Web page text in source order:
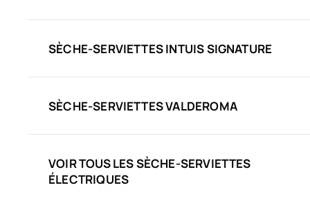
SÈCHE-SERVIETTES INTUIS SIGNATURE
SÈCHE-SERVIETTES VALDEROMA
VOIR TOUS LES SÈCHE-SERVIETTES
ÉLECTRIQUES